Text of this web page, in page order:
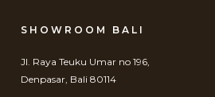
SHOWROOM BALI
Jl. Raya Teuku Umar no 196,
Denpasar, Bali 80114